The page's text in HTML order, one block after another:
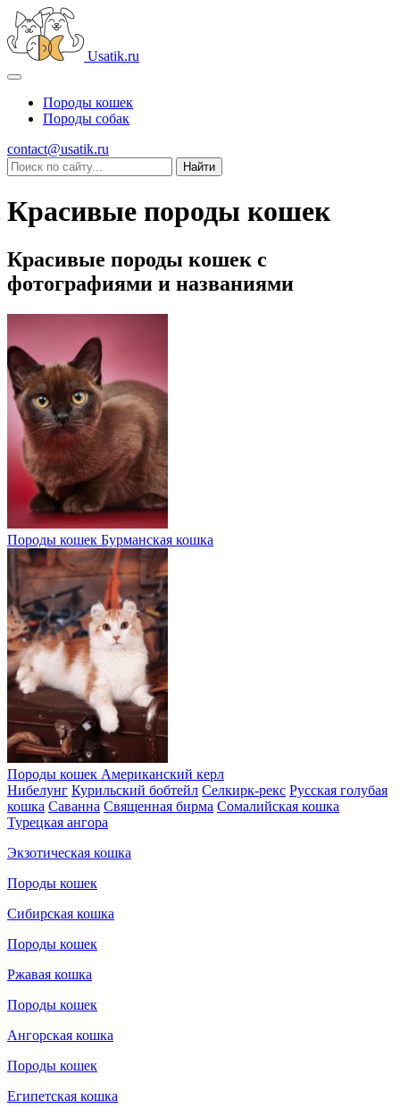
Usatik.ru
Породы кошек
Породы собак
contact@usatik.ru
Красивые породы кошек
Красивые породы кошек с
фотографиями и названиями
Породы кошек Бурманская кошка
Породы кошек Американский керл
Нибелунг Курильский бобтейл Селкирк-рекс Русская голубая
кошка Саванна Священная бирма Сомалийская кошка
Турецкая ангора
Экзотическая кошка
Породы кошек
Сибирская кошка
Породы кошек
Ржавая кошка
Породы кошек
Ангорская кошка
Породы кошек
Египетская кошка